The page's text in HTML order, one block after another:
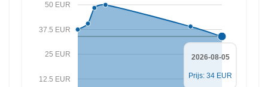
12.5 EUR
25 EUR
37.5 EUR
50 EUR
2026-08-05
Prijs: 34 EUR